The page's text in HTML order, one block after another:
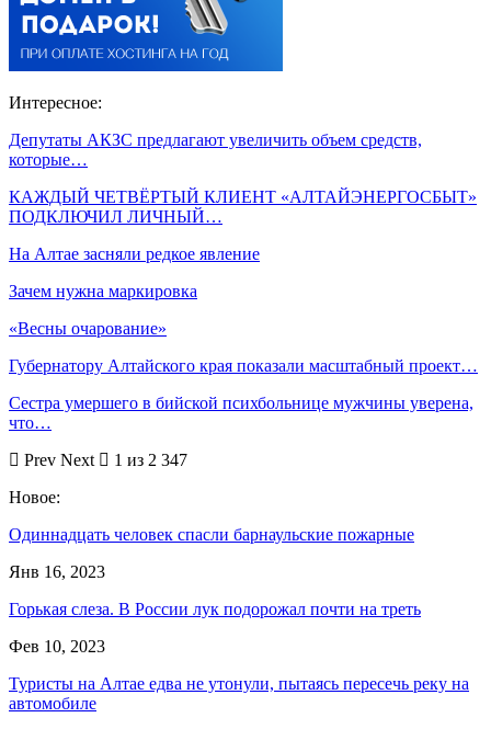
Интересное:
Депутаты АКЗС предлагают увеличить объем средств,
которые…
КАЖДЫЙ ЧЕТВЁРТЫЙ КЛИЕНТ «АЛТАЙЭНЕРГОСБЫТ»
ПОДКЛЮЧИЛ ЛИЧНЫЙ…
На Алтае засняли редкое явление
Зачем нужна маркировка
«Весны очарование»
Губернатору Алтайского края показали масштабный проект…
Сестра умершего в бийской психбольнице мужчины уверена,
что…
Prev Next
1 из 2 347
Новое:
Одиннадцать человек спасли барнаульские пожарные
Янв 16, 2023
Горькая слеза. В России лук подорожал почти на треть
Фев 10, 2023
Туристы на Алтае едва не утонули, пытаясь пересечь реку на
автомобиле